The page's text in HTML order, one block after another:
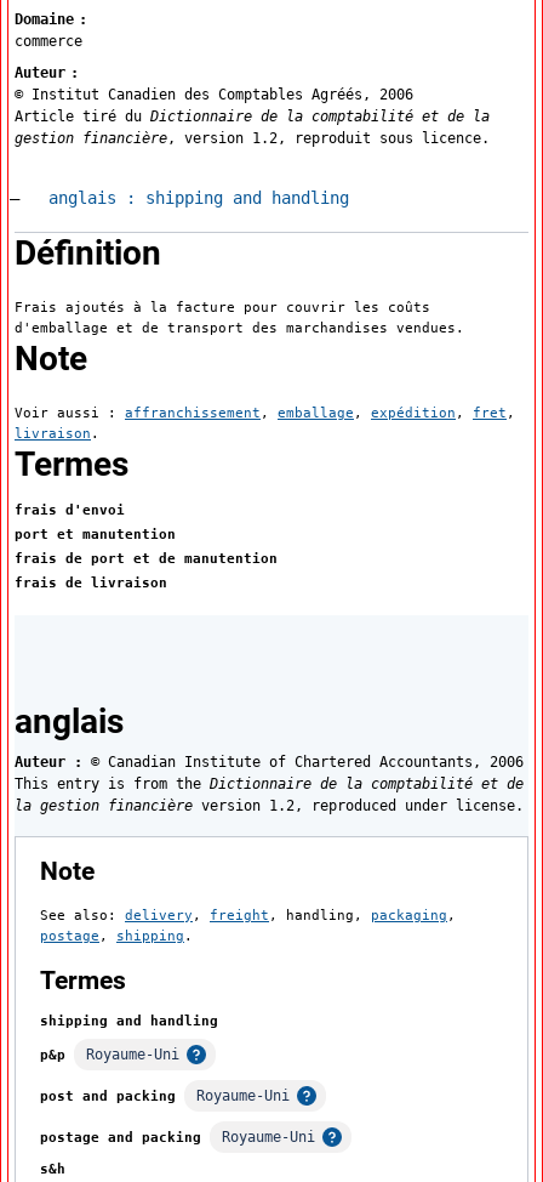
Domaine
commerce
Auteur
© Institut Canadien des Comptables Agréés, 2006
Article tiré du Dictionnaire de la comptabilité et de la
gestion financière , version 1.2, reproduit sous licence.
Accéder à la fiche en
anglais : shipping and handling
Définition
Frais ajoutés à la facture pour couvrir les coûts
d'emballage et de transport des marchandises vendues.
Note:
Voir aussi : affranchissement , emballage , expédition , fret ,
livraison .
Termes:
frais d'envoi
port et manutention
frais de port et de manutention
frais de livraison
Traductions
anglais
Auteur : © Canadian Institute of Chartered Accountants, 2006
This entry is from the Dictionnaire de la comptabilité et de
la gestion financière version 1.2, reproduced under license.
Note:
See also: delivery , freight , handling, packaging ,
postage , shipping .
Termes
shipping and handling
p&p Royaume-Uni
Afficher l'infobulle
post and packing Royaume-Uni
Afficher l'infobulle
postage and packing Royaume-Uni
Afficher l'infobulle
s&h